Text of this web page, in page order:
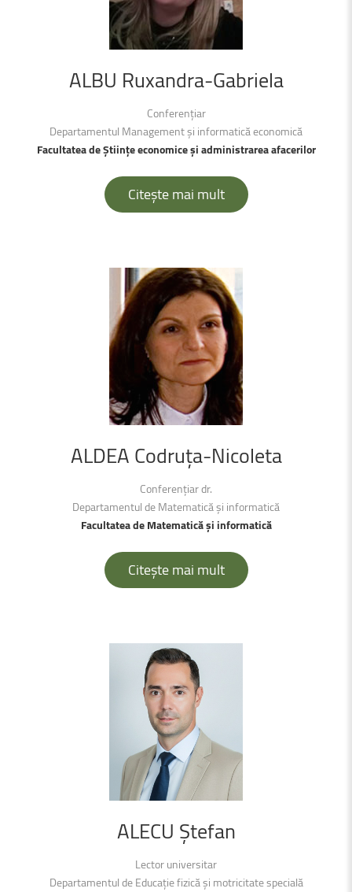
ALBU Ruxandra-Gabriela
Conferențiar
Departamentul Management și informatică economică
Facultatea de Științe economice și administrarea afacerilor
Citește mai mult
ALDEA Codruţa-Nicoleta
Conferențiar dr.
Departamentul de Matematică şi informatică
Facultatea de Matematică şi informatică
Citește mai mult
ALECU Ștefan
Lector universitar
Departamentul de Educație fizică și motricitate specială